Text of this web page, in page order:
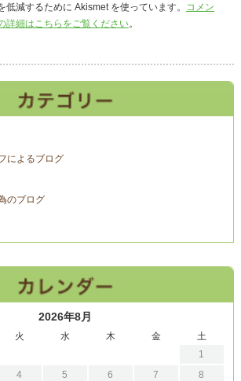
低減するために Akismet を使っています。 コメン
詳細はこちらをご覧ください。
によるブログ
のブログ
2026年8月
火 水 木 金
土
1
4 5 6 7
8